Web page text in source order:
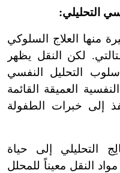
التحليلي:
منها العلاج السلوكي
لكن النقل يظهر
التحليل النفسي
العميقة القائمة
إلى خبرات الطفولة
التحليلي إلى حياة
مواد النقل معيناً للمحلل